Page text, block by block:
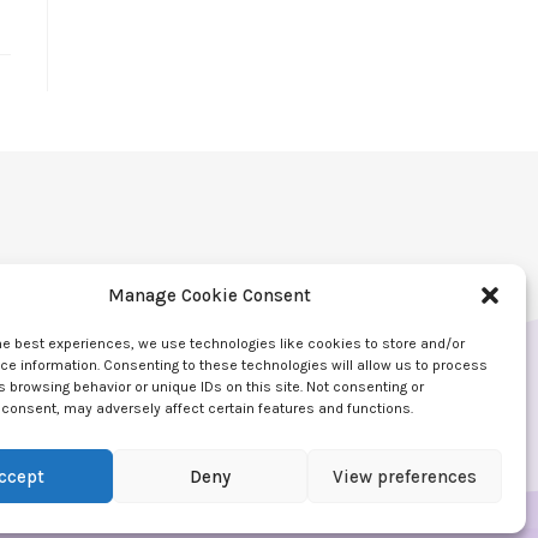
Manage Cookie Consent
best experiences, we use technologies like cookies to store and/or
information. Consenting to these technologies will allow us to process
browsing behavior or unique IDs on this site. Not consenting or
may adversely affect certain features and functions.
Deny View preferences
| Realizat în cadrul proiectului